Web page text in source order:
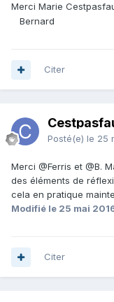
Merci Marie
Bernard
Citer
Posté(e) le 25
Merci @Ferris et @B.
des éléments de
cela en pratique
Modifié le 25 mai
Citer